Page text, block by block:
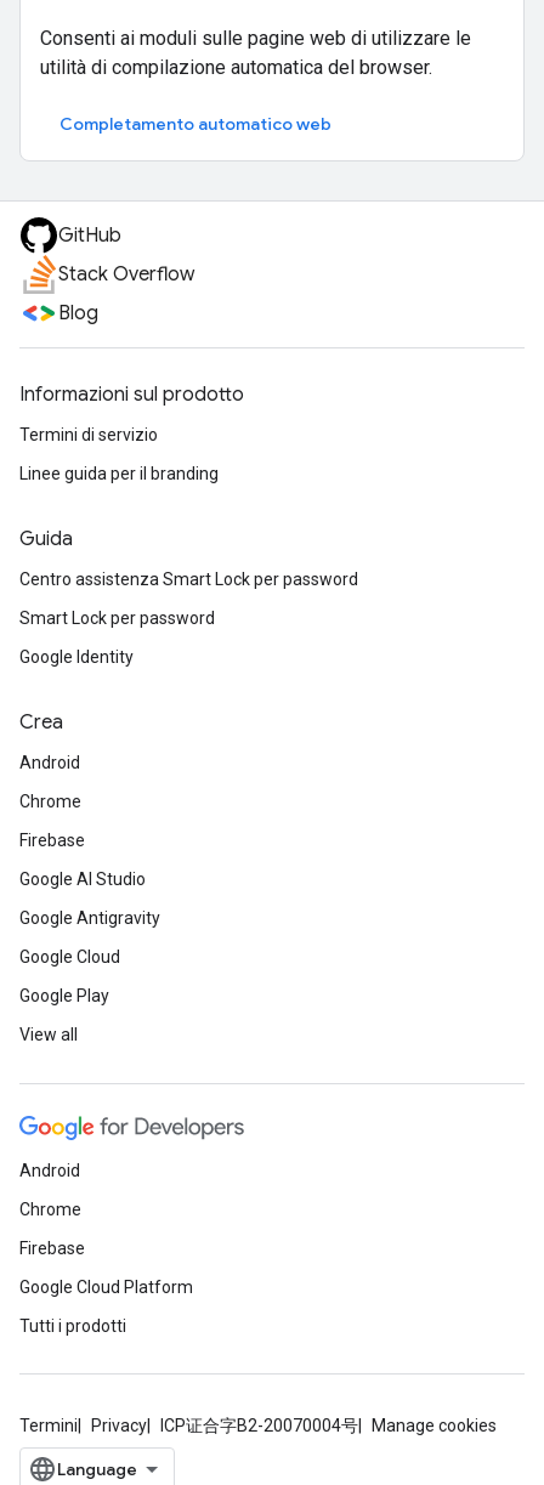
Consenti ai moduli sulle pagine web di utilizzare le
utilità di compilazione automatica del browser.
Completamento automatico web
GitHub
Stack Overflow
Blog
Informazioni sul prodotto
Termini di servizio
Linee guida per il branding
Guida
Centro assistenza Smart Lock per password
Smart Lock per password
Google Identity
Crea
Android
Chrome
Firebase
Google AI Studio
Google Antigravity
Google Cloud
Google Play
View all
Android
Chrome
Firebase
Google Cloud Platform
Tutti i prodotti
Termini Privacy ICP证合字B2-20070004号 Manage cookies